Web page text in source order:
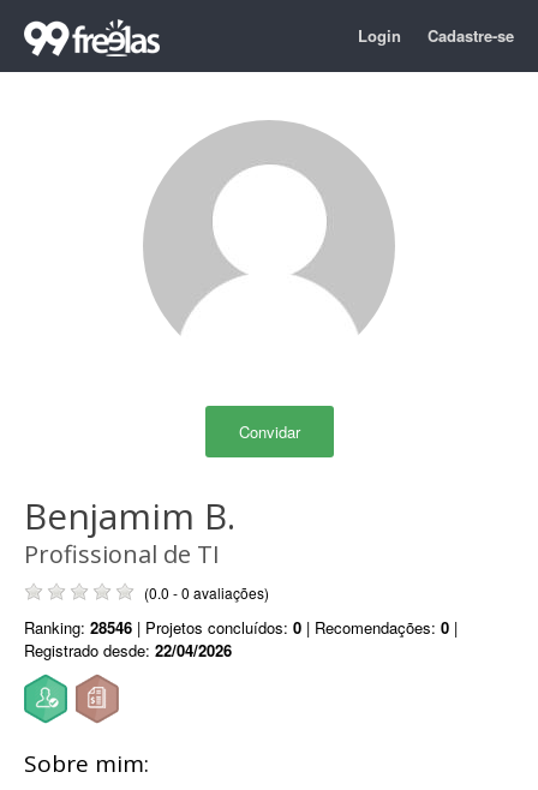
Login Cadastre-se
Convidar
Benjamim B.
Profissional de TI
(0.0 - 0 avaliações)
Ranking: 28546 | Projetos concluídos: 0 | Recomendações: 0 |
Registrado desde: 22/04/2026
Sobre mim: